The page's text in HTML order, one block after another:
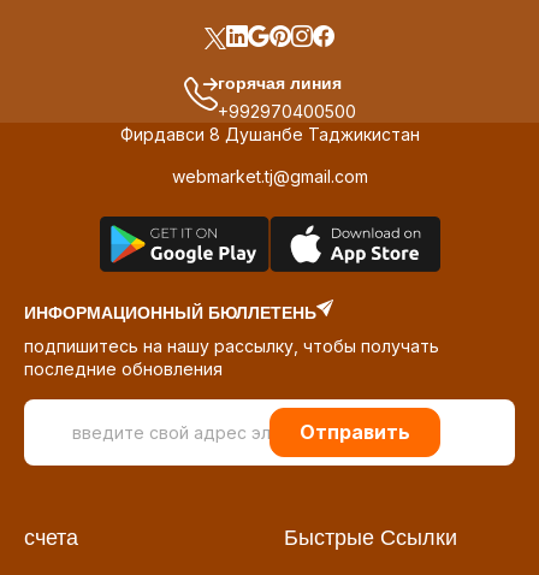
горячая линия
+992970400500
Фирдавси 8 Душанбе Таджикистан
webmarket.tj@gmail.com
ИНФОРМАЦИОННЫЙ БЮЛЛЕТЕНЬ
подпишитесь на нашу рассылку, чтобы получать
последние обновления
Отправить
счета Быстрые Ссылки